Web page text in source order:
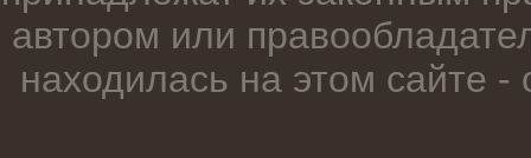
автором или
находилась на этом сайте